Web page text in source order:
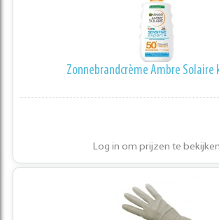
Zonnebrandcrème Ambre Solaire
Log in om prijzen te bekijken